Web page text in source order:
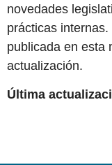
novedades
prácticas
publicada en esta
actualización.
Última